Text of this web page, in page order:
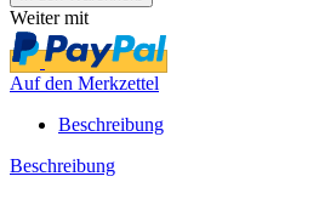
Weiter mit
Auf den Merkzettel
Beschreibung
Beschreibung